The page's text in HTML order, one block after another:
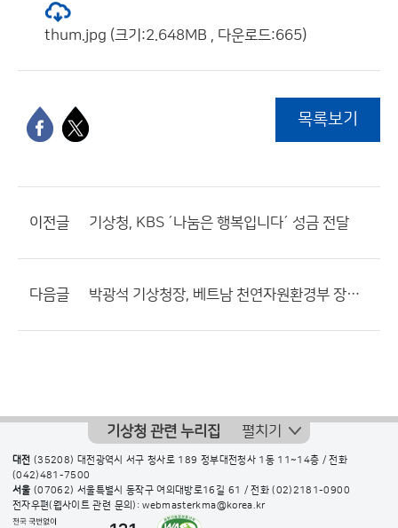
thum.jpg (크기:2.648MB , 다운로드:665)
목록보기
이전글 기상청, KBS ´나눔은 행복입니다´ 성금 전달
다음글 박광석 기상청장, 베트남 천연자원환경부 장관과 기상협력 방안 논의
기상청 관련 누리집 펼치기
대전 (35208) 대전광역시 서구 청사로 189 정부대전청사 1동 11~14층 / 전화
(042)481-7500
서울 (07062) 서울특별시 동작구 여의대방로16길 61 / 전화(02)2181-0900
전자우편(웹사이트 관련 문의): webmasterkma@korea.kr